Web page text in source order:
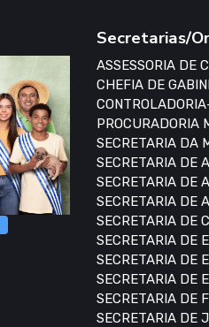
Secretarias/
ASSESSORIA DE
CHEFIA DE
PROCURADORIA
SECRETARIA DA
SECRETARIA DE
SECRETARIA DE
SECRETARIA DE
SECRETARIA DE
SECRETARIA DE
SECRETARIA DE
SECRETARIA DE
SECRETARIA DE
SECRETARIA DE